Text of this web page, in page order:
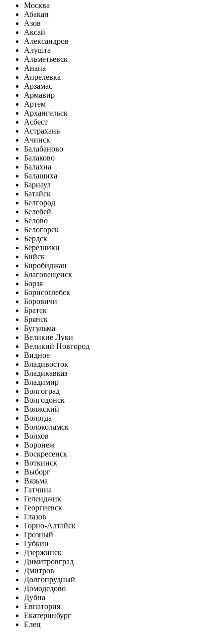
Москва
Абакан
Азов
Аксай
Александров
Алушта
Альметьевск
Анапа
Апрелевка
Арзамас
Армавир
Артем
Архангельск
Асбест
Астрахань
Ачинск
Балабаново
Балаково
Балахна
Балашиха
Барнаул
Батайск
Белгород
Белебей
Белово
Белогорск
Бердск
Березники
Бийск
Биробиджан
Благовещенск
Борзя
Борисоглебск
Боровичи
Братск
Брянск
Бугульма
Великие Луки
Великий Новгород
Видное
Владивосток
Владикавказ
Владимир
Волгоград
Волгодонск
Волжский
Вологда
Волоколамск
Волхов
Воронеж
Воскресенск
Воткинск
Выборг
Вязьма
Гатчина
Геленджик
Георгиевск
Глазов
Горно-Алтайск
Грозный
Губкин
Дзержинск
Димитровград
Дмитров
Долгопрудный
Домодедово
Дубна
Евпатория
Екатеринбург
Елец